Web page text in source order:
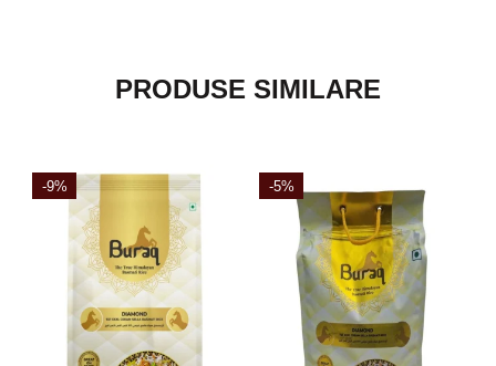
PRODUSE SIMILARE
-9% -5%